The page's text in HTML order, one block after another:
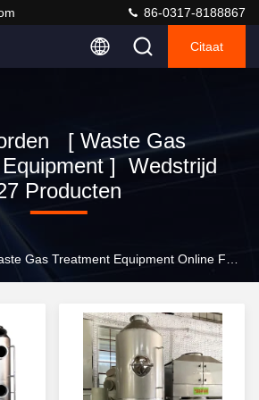
86-0317-8188867
Citaat
[ Waste Gas
] Wedstrijd
Producten